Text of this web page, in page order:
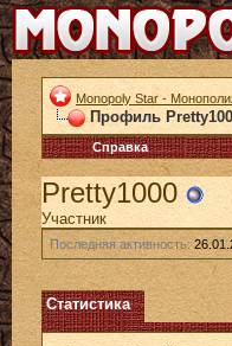
Monopoly Star -
Профиль
Справка
Pretty1000
Участник
Последняя активность:
Статистика